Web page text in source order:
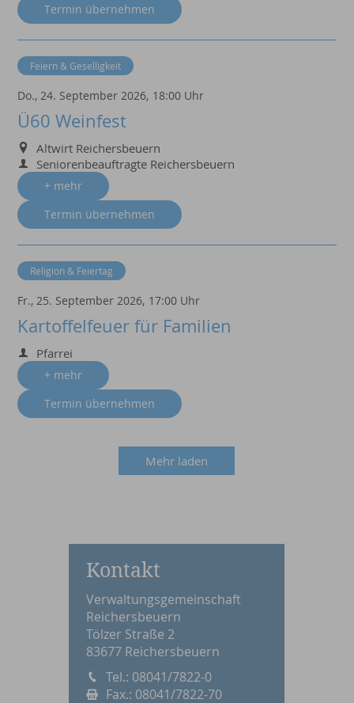
Termin übernehmen
Do., 24. September 2026, 18:00 Uhr
Ü60 Weinfest
Altwirt Reichersbeuern
Seniorenbeauftragte Reichersbeuern
+ mehr
Termin übernehmen
Feiern & Geselligkeit
Fr., 25. September 2026, 17:00 Uhr
Kartoffelfeuer für Familien
Pfarrei
+ mehr
Termin übernehmen
Religion & Feiertag
Mehr laden
Kontakt
Verwaltungsgemeinschaft
Reichersbeuern
Tölzer Straße 2
83677 Reichersbeuern
Tel.: 08041/7822-0
Fax.: 08041/7822-70